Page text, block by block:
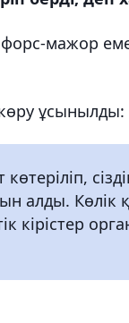
форс-мажор
ұсынылды:
алды. Көлік
кірістер